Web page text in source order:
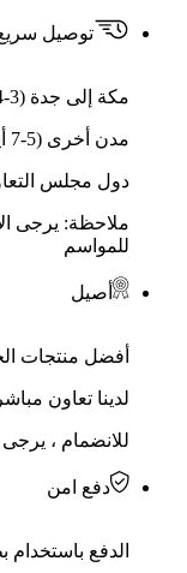
توصيل
مكة إلى جدة (3-4 أيام عمل)
مدن أخرى (5-7 أيام عمل)
دول مجلس التعاون
ملاحظة: يرجى
للمواسم
أصيل
أفضل منتجات
لدينا تعاون
للانضمام ، يرجى
دفع امن
الدفع باستخدام